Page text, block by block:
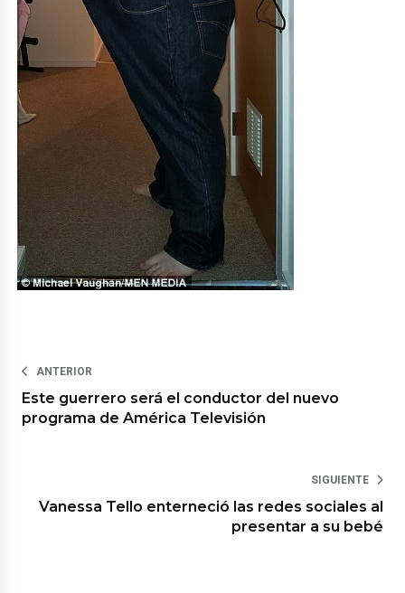
ANTERIOR
Este guerrero será el conductor del nuevo
programa de América Televisión
SIGUIENTE
Vanessa Tello enterneció las redes sociales al
presentar a su bebé